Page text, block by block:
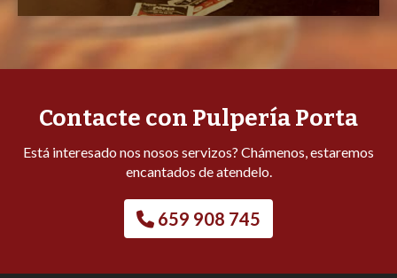
Contacte con Pulpería Porta
Está interesado nos nosos servizos? Chámenos, estaremos
encantados de atendelo.
659 908 745